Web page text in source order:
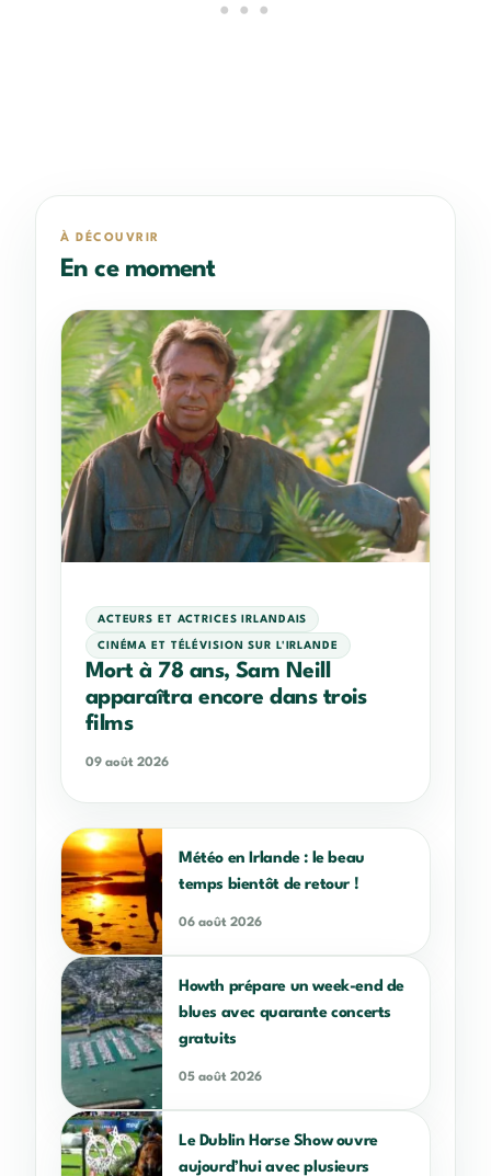
À DÉCOUVRIR
En ce moment
ACTEURS ET ACTRICES IRLANDAIS
CINÉMA ET TÉLÉVISION SUR L'IRLANDE
Mort à 78 ans, Sam Neill
apparaîtra encore dans trois
films
09 août 2026
Météo en Irlande : le beau
temps bientôt de retour !
06 août 2026
Howth prépare un week-end de
blues avec quarante concerts
gratuits
05 août 2026
Le Dublin Horse Show ouvre
aujourd’hui avec plusieurs